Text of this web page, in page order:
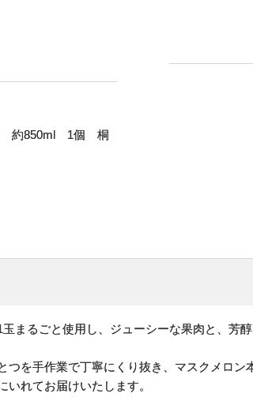
約850ml 1個 桐
まるごと使用し、ジューシーな果肉と、芳
つを手作業で丁寧にくり抜き、マスクメロ
いれてお届けいたします。